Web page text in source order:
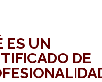
ES UN
DE